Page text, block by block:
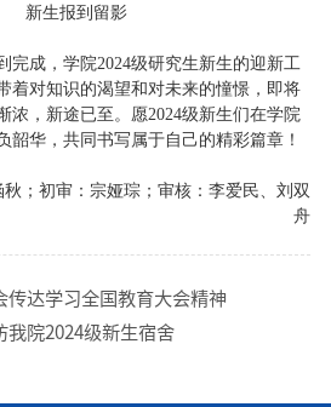
新生报到留影
完成，学院2024级研究生新生的迎新工
着对知识的渴望和对未来的憧憬，即将
浓，新途已至。愿2024级新生们在学院
韶华，共同书写属于自己的精彩篇章！
；初审：宗娅琮；审核：李爱民、刘双
舟
传达学习全国教育大会精神
我院2024级新生宿舍